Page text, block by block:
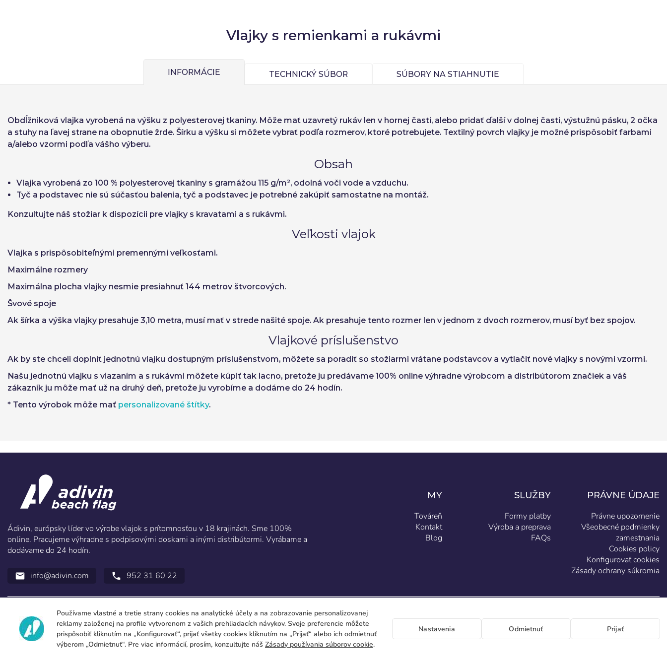
Slovenčina (Slovak)
Norway
Vlajky s remienkami a rukávmi
INFORMÁCIE TECHNICKÝ SÚBOR SÚBORY NA STIAHNUTIE
Obdĺžniková vlajka vyrobená na výšku z polyesterovej tkaniny. Môže mať uzavretý rukáv len v hornej časti, alebo pridať ďalší v dolnej časti, výstužnú pásku, 2 očka
a stuhy na ľavej strane na obopnutie žrde. Šírku a výšku si môžete vybrať podľa rozmerov, ktoré potrebujete. Textilný povrch vlajky je možné prispôsobiť farbami
a/alebo vzormi podľa vášho výberu.
Obsah
Vlajka vyrobená zo 100 % polyesterovej tkaniny s gramážou 115 g/m², odolná voči vode a vzduchu.
Tyč a podstavec nie sú súčasťou balenia, tyč a podstavec je potrebné zakúpiť samostatne na montáž.
Konzultujte náš stožiar k dispozícii pre vlajky s kravatami a s rukávmi.
Veľkosti vlajok
Vlajka s prispôsobiteľnými premennými veľkosťami.
Maximálne rozmery
Maximálna plocha vlajky nesmie presiahnuť 144 metrov štvorcových.
Švové spoje
Ak šírka a výška vlajky presahuje 3,10 metra, musí mať v strede našité spoje. Ak presahuje tento rozmer len v jednom z dvoch rozmerov, musí byť bez spojov.
Vlajkové príslušenstvo
Ak by ste chceli doplniť jednotnú vlajku dostupným príslušenstvom, môžete sa poradiť so stožiarmi vrátane podstavcov a vytlačiť nové vlajky s novými vzormi.
Našu jednotnú vlajku s viazaním a s rukávmi môžete kúpiť tak lacno, pretože ju predávame 100% online výhradne výrobcom a distribútorom značiek a váš
zákazník ju môže mať už na druhý deň, pretože ju vyrobíme a dodáme do 24 hodín.
* Tento výrobok môže mať personalizované štítky.
Ádivin, európsky líder vo výrobe vlajok s prítomnosťou v 18 krajinách. Sme 100%
online. Pracujeme výhradne s podpisovými doskami a inými distribútormi. Vyrábame a
dodávame do 24 hodín.
email info@adivin.com call 952 31 60 22
MY
Továreň
Kontakt
Blog
SLUŽBY
Formy platby
Výroba a preprava
FAQs
PRÁVNE ÚDAJE
Právne upozornenie
Všeobecné podmienky
zamestnania
Cookies policy
Konfigurovať cookies
Zásady ochrany súkromia
SK
Používame vlastné a tretie strany cookies na analytické účely a na zobrazovanie personalizovanej
reklamy založenej na profile vytvorenom z vašich prehliadacích návykov. Svoje preferencie môžete
prispôsobiť kliknutím na „Konfigurovať“, prijať všetky cookies kliknutím na „Prijať“ alebo ich odmietnuť
výberom „Odmietnuť“. Pre viac informácií, prosím, konzultujte náš Zásady používania súborov cookie.
Nastavenia Odmietnuť Prijať